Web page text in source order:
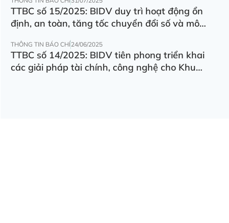
TTBC số 15/2025: BIDV duy trì hoạt động ổn
định, an toàn, tăng tốc chuyển đổi số và mô
THÔNG TIN BÁO CHÍ24/06/2025
TTBC số 14/2025: BIDV tiên phong triển khai
các giải pháp tài chính, công nghệ cho Khu